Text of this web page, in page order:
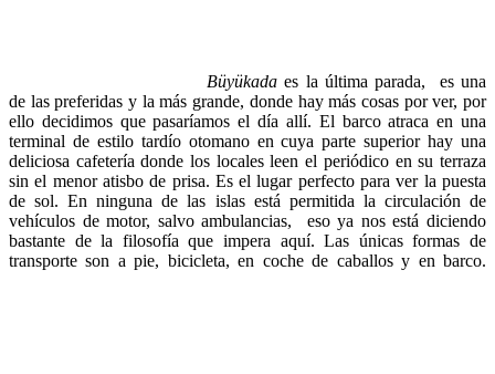
Büyükada es la última parada, es una
de las preferidas y la más grande, donde hay más cosas por ver, por
ello decidimos que pasaríamos el día allí. El barco atraca en una
terminal de estilo tardío otomano en cuya parte superior hay una
deliciosa cafetería donde los locales leen el periódico en su terraza
sin el menor atisbo de prisa. Es el lugar perfecto para ver la puesta
de sol. En ninguna de las islas está permitida la circulación de
vehículos de motor, salvo ambulancias, eso ya nos está diciendo
bastante de la filosofía que impera aquí. Las únicas formas de
transporte son a pie, bicicleta, en coche de caballos y en barco.